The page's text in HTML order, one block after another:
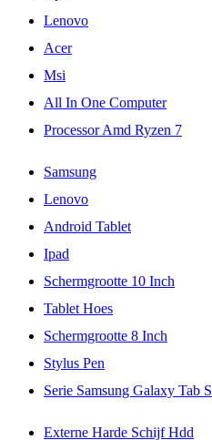
Lenovo
Acer
Msi
All In One Computer
Processor Amd Ryzen 7
Samsung
Lenovo
Android Tablet
Ipad
Schermgrootte 10 Inch
Tablet Hoes
Schermgrootte 8 Inch
Stylus Pen
Serie Samsung Galaxy Tab S
Externe Harde Schijf Hdd